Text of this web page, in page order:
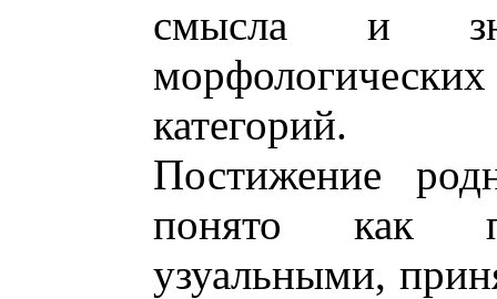
смысла и
категорий.
Постижение
понято как
узуальными,